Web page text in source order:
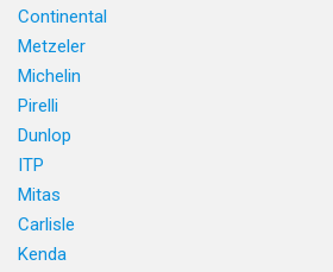
Continental
Metzeler
Michelin
Pirelli
Dunlop
ITP
Mitas
Carlisle
Kenda